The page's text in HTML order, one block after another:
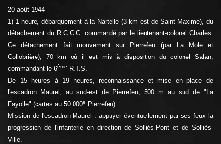
20 août 1944
1) 1 heure, débarquement à la Nartelle (3 km est de Saint-Maxime), du
détachement du R.C.C.C. commandé par le lieutenant-colonel Charles.
Ce détachement fait mouvement sur Pierrefeu (par La Mole et
Collobrière), 70 km où il est mis à disposition du colonel Salan,
commandant le 6ème
R.T.S.
De 15 heures à 19 heures, reconnaissance et mise en place de
l'escadron Maurel, au sud-est de Pierrefeu, 500 m au sud de "La
Fayolle" (cartes au 50 000e
Pierrefeu).
Mission de l'escadron Maurel : appuyer éventuellement par ses feux la
progression de l'infanterie en direction de Solliès-Pont et de Solliès-
Ville.